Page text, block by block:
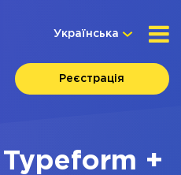
Українська
Реєстрація
Typeform +